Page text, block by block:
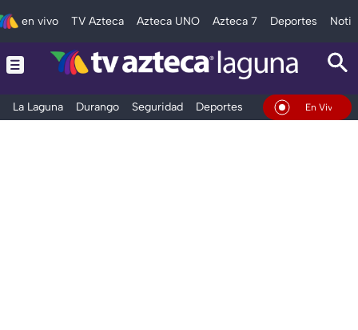
en vivo TV Azteca Azteca UNO Azteca 7 Deportes
La Laguna Durango Seguridad Deportes Entretenimiento
En Vivo